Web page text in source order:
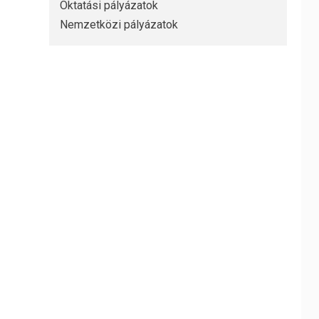
Oktatási pályázatok
Nemzetközi pályázatok